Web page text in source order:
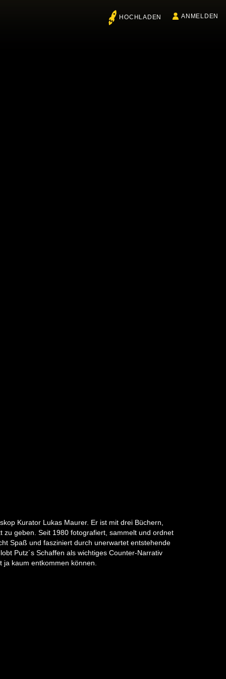
HOCHLADEN ANMELDEN
Kurator Lukas Maurer. Er ist mit drei Büchern,
zu geben. Seit 1980 fotografiert, sammelt und ordnet
Spaß und fasziniert durch unerwartet entstehende
Putz´s Schaffen als wichtiges Counter-Narrativ
kaum entkommen können.